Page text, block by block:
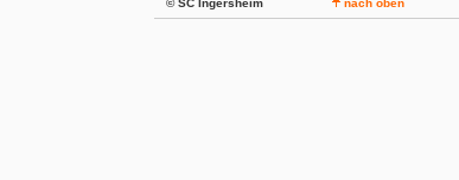
© SC Ingersheim nach oben